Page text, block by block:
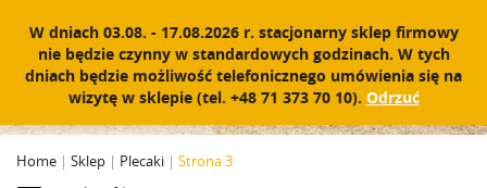
j
a
PLECAKI
Home | Sklep | Plecaki | Strona 3
W dniach 03.08. - 17.08.2026 r. stacjonarny sklep firmowy
nie będzie czynny w standardowych godzinach. W tych
dniach będzie możliwość telefonicznego umówienia się na
wizytę w sklepie (tel. +48 71 373 70 10). Odrzuć